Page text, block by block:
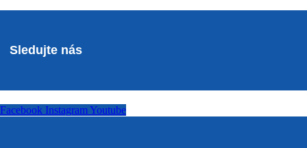
Sledujte nás
Facebook Instagram Youtube